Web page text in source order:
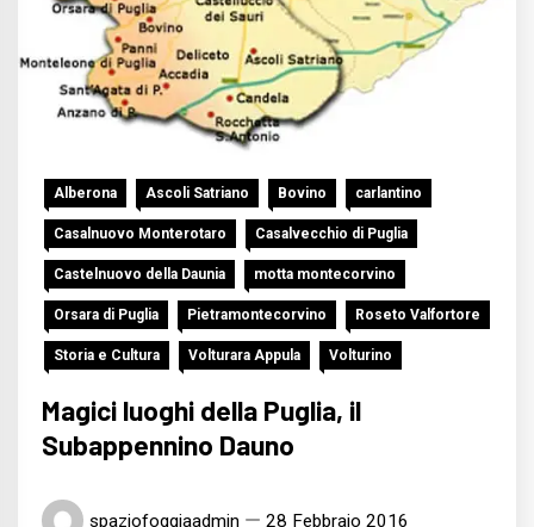
Alberona Ascoli Satriano Bovino carlantino
Casalnuovo Monterotaro Casalvecchio di Puglia
Castelnuovo della Daunia motta montecorvino
Orsara di Puglia Pietramontecorvino Roseto Valfortore
Storia e Cultura Volturara Appula Volturino
Magici luoghi della Puglia, il
Subappennino Dauno
spaziofoggiaadmin 28 Febbraio 2016